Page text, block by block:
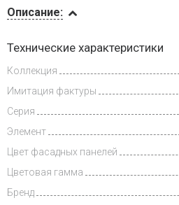
и оплата
Описание:
Технические характеристики
Коллекция
Имитация фактуры
Серия
Элемент
Цвет фасадных панелей
Цветовая гамма
Бренд